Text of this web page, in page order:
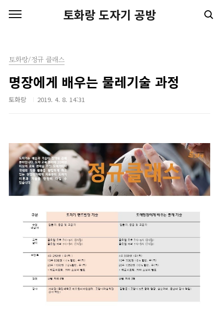
토화랑 도자기 공방
토화랑/정규 클래스
명장에게 배우는 물레기술 과정
토화랑 2019. 4. 8. 14:31